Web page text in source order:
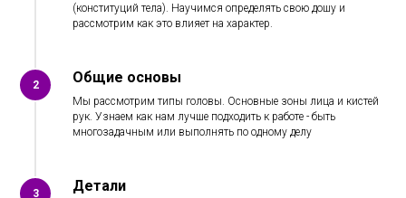
(конституций тела). Научимся определять свою дошу и
рассмотрим как это влияет на характер.
2 Общие основы
Мы рассмотрим типы головы. Основные зоны лица и кистей
рук. Узнаем как нам лучше подходить к работе - быть
многозадачным или выполнять по одному делу
3 Детали